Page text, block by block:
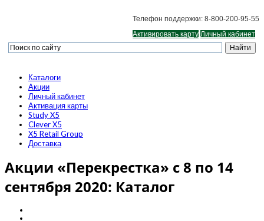
Телефон поддержки: 8-800-200-95-55
Активировать карту Личный кабинет
Каталоги
Акции
Личный кабинет
Активация карты
Study X5
Clever X5
X5 Retail Group
Доставка
Акции «Перекрестка» с 8 по 14
сентября 2020: Каталог